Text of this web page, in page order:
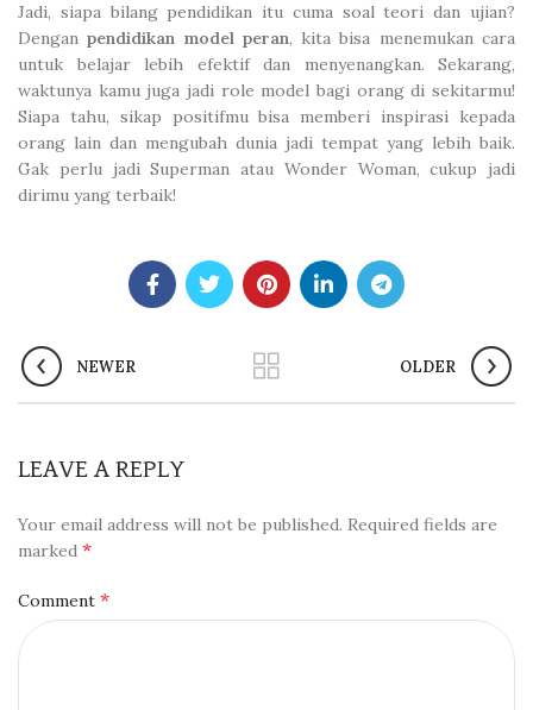
Jadi, siapa bilang pendidikan itu cuma soal teori dan ujian?
Denganpendidikan model peran, kita bisa menemukan cara
untuk belajar lebih efektif dan menyenangkan. Sekarang,
waktunya kamu juga jadi role model bagi orang di sekitarmu!
Siapa tahu, sikap positifmu bisa memberi inspirasi kepada
orang lain dan mengubah dunia jadi tempat yang lebih baik.
Gak perlu jadi Superman atau Wonder Woman, cukup jadi
dirimu yang terbaik!
NEWER OLDER
LEAVE A REPLY
Your email address will not be published. Required fields are
marked *
Comment *